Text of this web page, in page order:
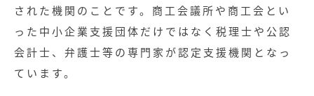
された機関のことです。商工会議所や商工会とい
った中小企業支援団体だけではなく税理士や公認
会計士、弁護士等の専門家が認定支援機関となっ
ています。